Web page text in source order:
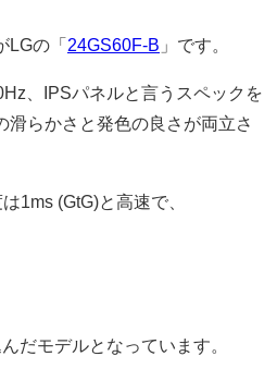
LGの「 24GS60F-B 」です。
、IPSパネルと言うスペックを
滑らかさと発色の良さが両立さ
1ms (GtG)と高速で、
だモデルとなっています。